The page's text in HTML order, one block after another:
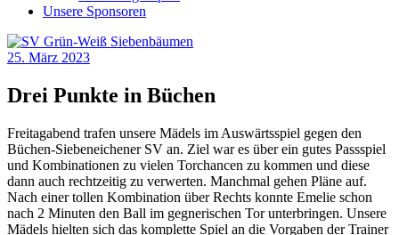
Unsere Sponsoren
25. März 2023
Drei Punkte in Büchen
Freitagabend trafen unsere Mädels im Auswärtsspiel gegen den
Büchen-Siebeneichener SV an. Ziel war es über ein gutes Passspiel
und Kombinationen zu vielen Torchancen zu kommen und diese
dann auch rechtzeitig zu verwerten. Manchmal gehen Pläne auf.
Nach einer tollen Kombination über Rechts konnte Emelie schon
nach 2 Minuten den Ball im gegnerischen Tor unterbringen. Unsere
Mädels hielten sich das komplette Spiel an die Vorgaben der Trainer